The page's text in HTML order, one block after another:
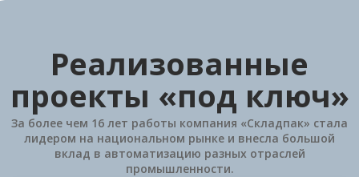
Реализованные
проекты «под ключ»
За более чем 16 лет работы компания «Складпак» стала
лидером на национальном рынке и внесла большой
вклад в автоматизацию разных отраслей
промышленности.